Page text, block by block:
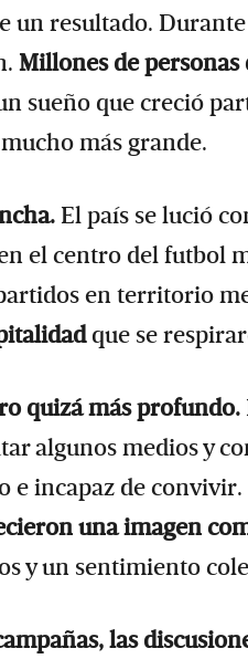
resultado.
Millones de
sueño que creció
más grande.
El país se lució
el centro del futbol
en territorio
que se
quizá más profundo.
algunos medios y
e incapaz de convivir.
una imagen
y un sentimiento
las